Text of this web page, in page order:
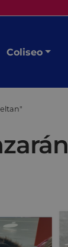
Coliseo